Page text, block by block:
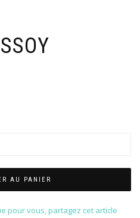
AU PANIER
pour vous, partagez cet article